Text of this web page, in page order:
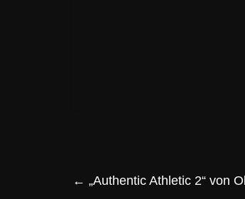
← „Authentic Athletic 2“ von